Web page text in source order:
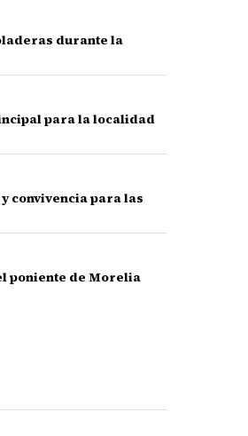
durante la
para la localidad
convivencia para las
poniente de Morelia